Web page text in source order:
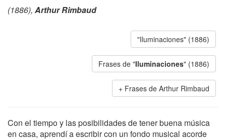
(1886), Arthur Rimbaud
"Iluminaciones" (1886)
Frases de "Iluminaciones" (1886)
Frases de Arthur Rimbaud
Con el tiempo y las posibilidades de tener buena música
en casa, aprendí a escribir con un fondo musical acorde